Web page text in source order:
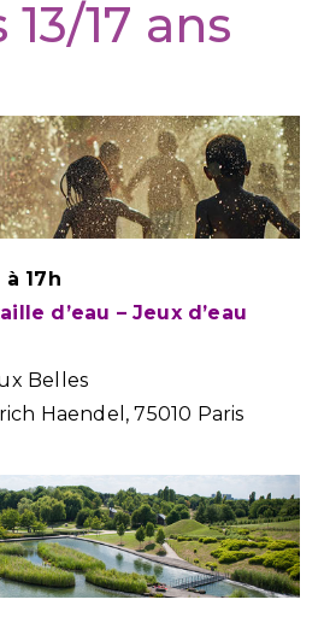
17 ans
17h
d’eau – Jeux d’eau
Belles
Haendel, 75010 Paris